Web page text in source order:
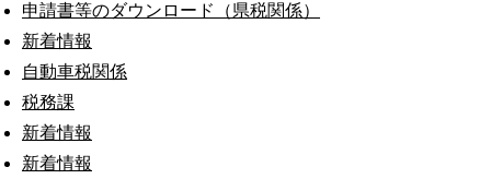
申請書等のダウンロード（県税関係）
新着情報
自動車税関係
税務課
新着情報
新着情報